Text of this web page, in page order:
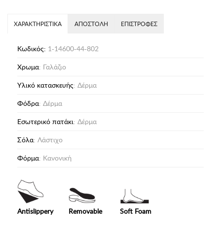
ΧΑΡΑΚΤΗΡΙΣΤΙΚΑ ΑΠΟΣΤΟΛΗ ΕΠΙΣΤΡΟΦΕΣ
Κωδικός: 1-14600-44-802
Χρωμα: Γαλάζιο
Υλικό κατασκευής: Δέρμα
Φόδρα: Δέρμα
Eσωτερικό πατάκι: Δέρμα
Σόλα: Λάστιχο
Φόρμα: Κανονική
Antislippery Removable Soft Foam